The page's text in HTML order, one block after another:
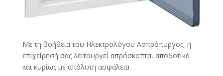
Με τη βοήθεια του Ηλεκτρολόγου Ασπρόπυργος, η
επιχείρησή σας λειτουργεί απρόσκοπτα, αποδοτικά
και κυρίως με απόλυτη ασφάλεια.